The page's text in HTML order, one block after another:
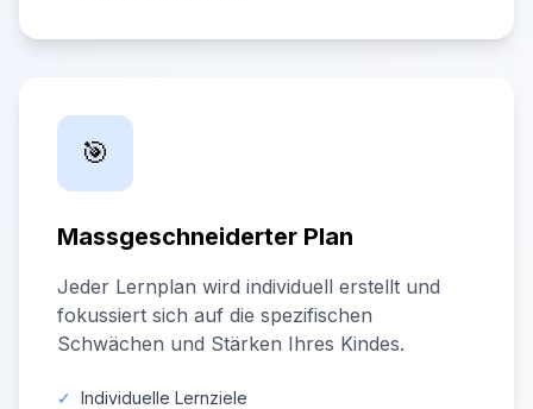
🎯
Massgeschneiderter Plan
Jeder Lernplan wird individuell erstellt und
fokussiert sich auf die spezifischen
Schwächen und Stärken Ihres Kindes.
✓ Individuelle Lernziele